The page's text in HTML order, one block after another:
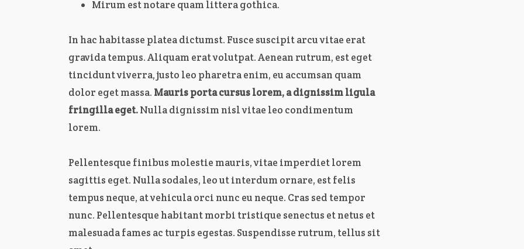
Mirum est notare quam littera gothica.
In hac habitasse platea dictumst. Fusce suscipit arcu vitae erat
gravida tempus. Aliquam erat volutpat. Aenean rutrum, est eget
tincidunt viverra, justo leo pharetra enim, eu accumsan quam
dolor eget massa. Mauris porta cursus lorem, a dignissim ligula
fringilla eget.Nulla dignissim nisl vitae leo condimentum
lorem.
Pellentesque finibus molestie mauris, vitae imperdiet lorem
sagittis eget. Nulla sodales, leo ut interdum ornare, est felis
tempus neque, at vehicula orci nunc eu neque. Cras sed tempor
nunc. Pellentesque habitant morbi tristique senectus et netus et
malesuada fames ac turpis egestas. Suspendisse rutrum, tellus sit